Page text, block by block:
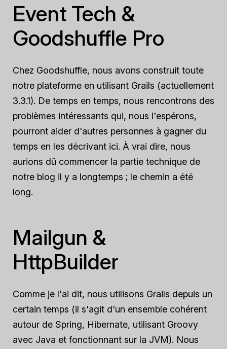
Event Tech &
Goodshuffle Pro
Chez Goodshuffle, nous avons construit toute
notre plateforme en utilisant Grails (actuellement
3.3.1). De temps en temps, nous rencontrons des
problèmes intéressants qui, nous l'espérons,
pourront aider d'autres personnes à gagner du
temps en les décrivant ici. À vrai dire, nous
aurions dû commencer la partie technique de
notre blog il y a longtemps ; le chemin a été
long.
Mailgun &
HttpBuilder
Comme je l'ai dit, nous utilisons Grails depuis un
certain temps (il s'agit d'un ensemble cohérent
autour de Spring, Hibernate, utilisant Groovy
avec Java et fonctionnant sur la JVM). Nous